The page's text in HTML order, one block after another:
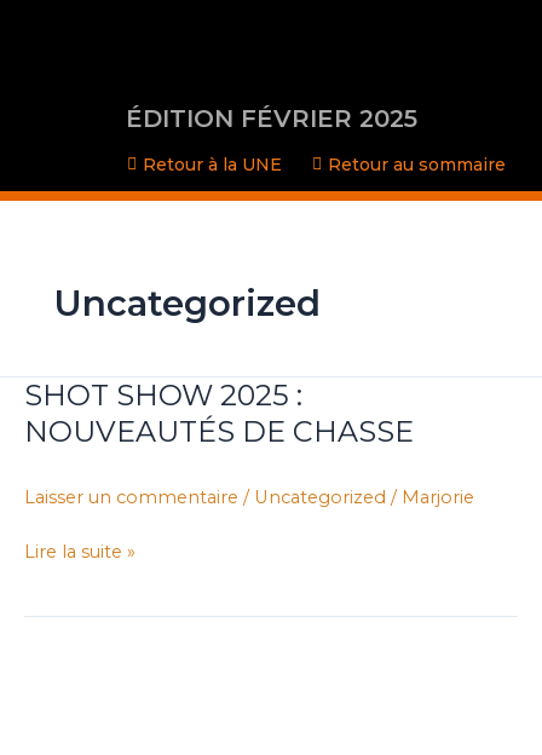
ÉDITION FÉVRIER 2025
Retour à la UNE Retour au sommaire
Uncategorized
SHOT SHOW 2025 :
NOUVEAUTÉS DE CHASSE
Laisser un commentaire / Uncategorized / Marjorie
SHOT
SHOW
2025
NOUVEAUTÉS
CHASSE
Lire la suite »